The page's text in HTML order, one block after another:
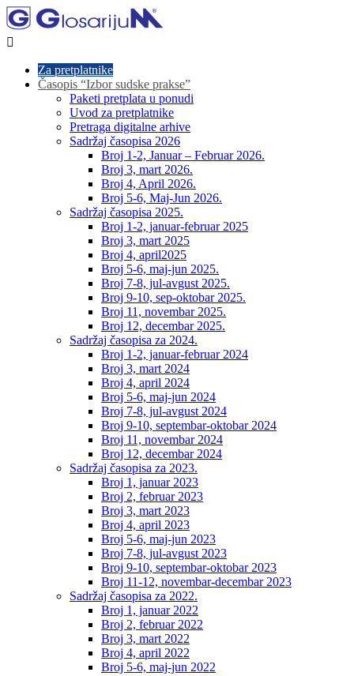

Za pretplatnike
Časopis “Izbor sudske prakse”
Paketi pretplata u ponudi
Uvod za pretplatnike
Pretraga digitalne arhive
Sadržaj časopisa 2026
Broj 1-2, Januar – Februar 2026.
Broj 3, mart 2026.
Broj 4, April 2026.
Broj 5-6, Maj-Jun 2026.
Sadržaj časopisa 2025.
Broj 1-2, januar-februar 2025
Broj 3, mart 2025
Broj 4, april2025
Broj 5-6, maj-jun 2025.
Broj 7-8, jul-avgust 2025.
Broj 9-10, sep-oktobar 2025.
Broj 11, novembar 2025.
Broj 12, decembar 2025.
Sadržaj časopisa za 2024.
Broj 1-2, januar-februar 2024
Broj 3, mart 2024
Broj 4, april 2024
Broj 5-6, maj-jun 2024
Broj 7-8, jul-avgust 2024
Broj 9-10, septembar-oktobar 2024
Broj 11, novembar 2024
Broj 12, decembar 2024
Sadržaj časopisa za 2023.
Broj 1, januar 2023
Broj 2, februar 2023
Broj 3, mart 2023
Broj 4, april 2023
Broj 5-6, maj-jun 2023
Broj 7-8, jul-avgust 2023
Broj 9-10, septembar-oktobar 2023
Broj 11-12, novembar-decembar 2023
Sadržaj časopisa za 2022.
Broj 1, januar 2022
Broj 2, februar 2022
Broj 3, mart 2022
Broj 4, april 2022
Broj 5-6, maj-jun 2022